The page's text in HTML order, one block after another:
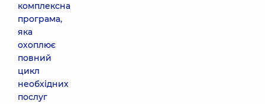
комплексна
програма,
яка
охоплює
повний
цикл
необхідних
послуг